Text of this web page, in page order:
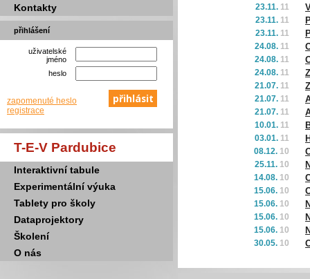
Kontakty
přihlášení
uživatelské
jméno
heslo
zapomenuté heslo
registrace
T-E-V Pardubice
Interaktivní tabule
Experimentální výuka
Tablety pro školy
Dataprojektory
Školení
O nás
23.11. 11
23.11. 11
23.11. 11
24.08. 11
24.08. 11
24.08. 11
21.07. 11
21.07. 11
21.07. 11
10.01. 11
03.01. 11
08.12. 10
25.11. 10
14.08. 10
15.06. 10
15.06. 10
15.06. 10
15.06. 10
30.05. 10